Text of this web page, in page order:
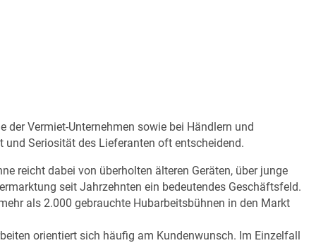
Vermiet-Unternehmen sowie bei Händlern und
Seriosität des Lieferanten oft entscheidend.
reicht dabei von überholten älteren Geräten, über junge
seit Jahrzehnten ein bedeutendes Geschäftsfeld.
als 2.000 gebrauchte Hubarbeitsbühnen in den Markt
orientiert sich häufig am Kundenwunsch. Im Einzelfall